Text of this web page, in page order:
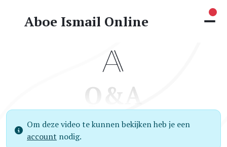
Aboe Ismail Online
Q&A
Om deze video te kunnen bekijken heb je een
account nodig.